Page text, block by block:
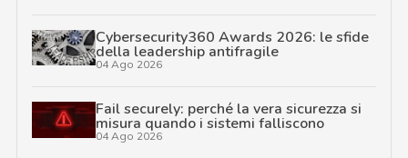
Cybersecurity360 Awards 2026: le sfide
della leadership antifragile
04 Ago 2026
Fail securely: perché la vera sicurezza si
misura quando i sistemi falliscono
04 Ago 2026